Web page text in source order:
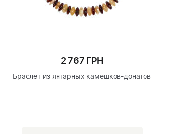
2 767 ГРН
Браслет из янтарных камешков-донатов